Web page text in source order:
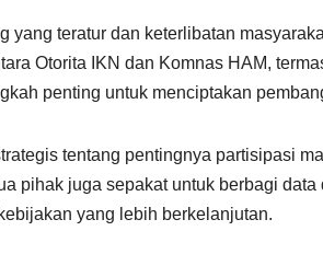
yang teratur dan keterlibatan
Otorita IKN dan Komnas HAM,
penting untuk menciptakan
tentang pentingnya partisipasi
pihak juga sepakat untuk berbagi
yang lebih berkelanjutan.